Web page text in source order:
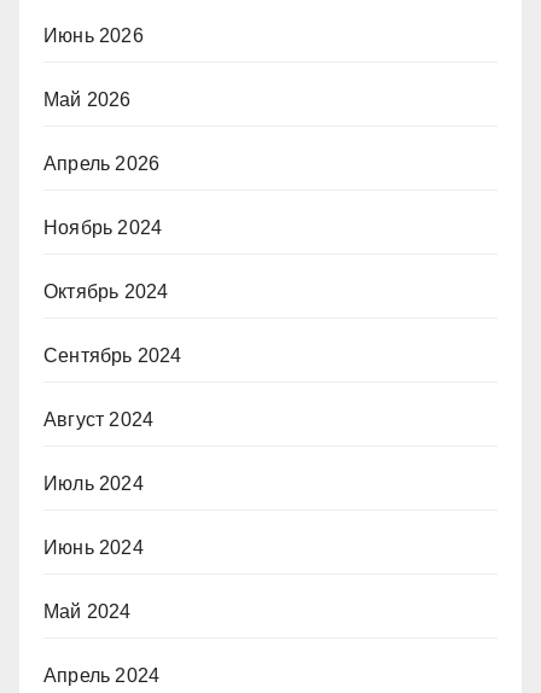
Июнь 2026
Май 2026
Апрель 2026
Ноябрь 2024
Октябрь 2024
Сентябрь 2024
Август 2024
Июль 2024
Июнь 2024
Май 2024
Апрель 2024